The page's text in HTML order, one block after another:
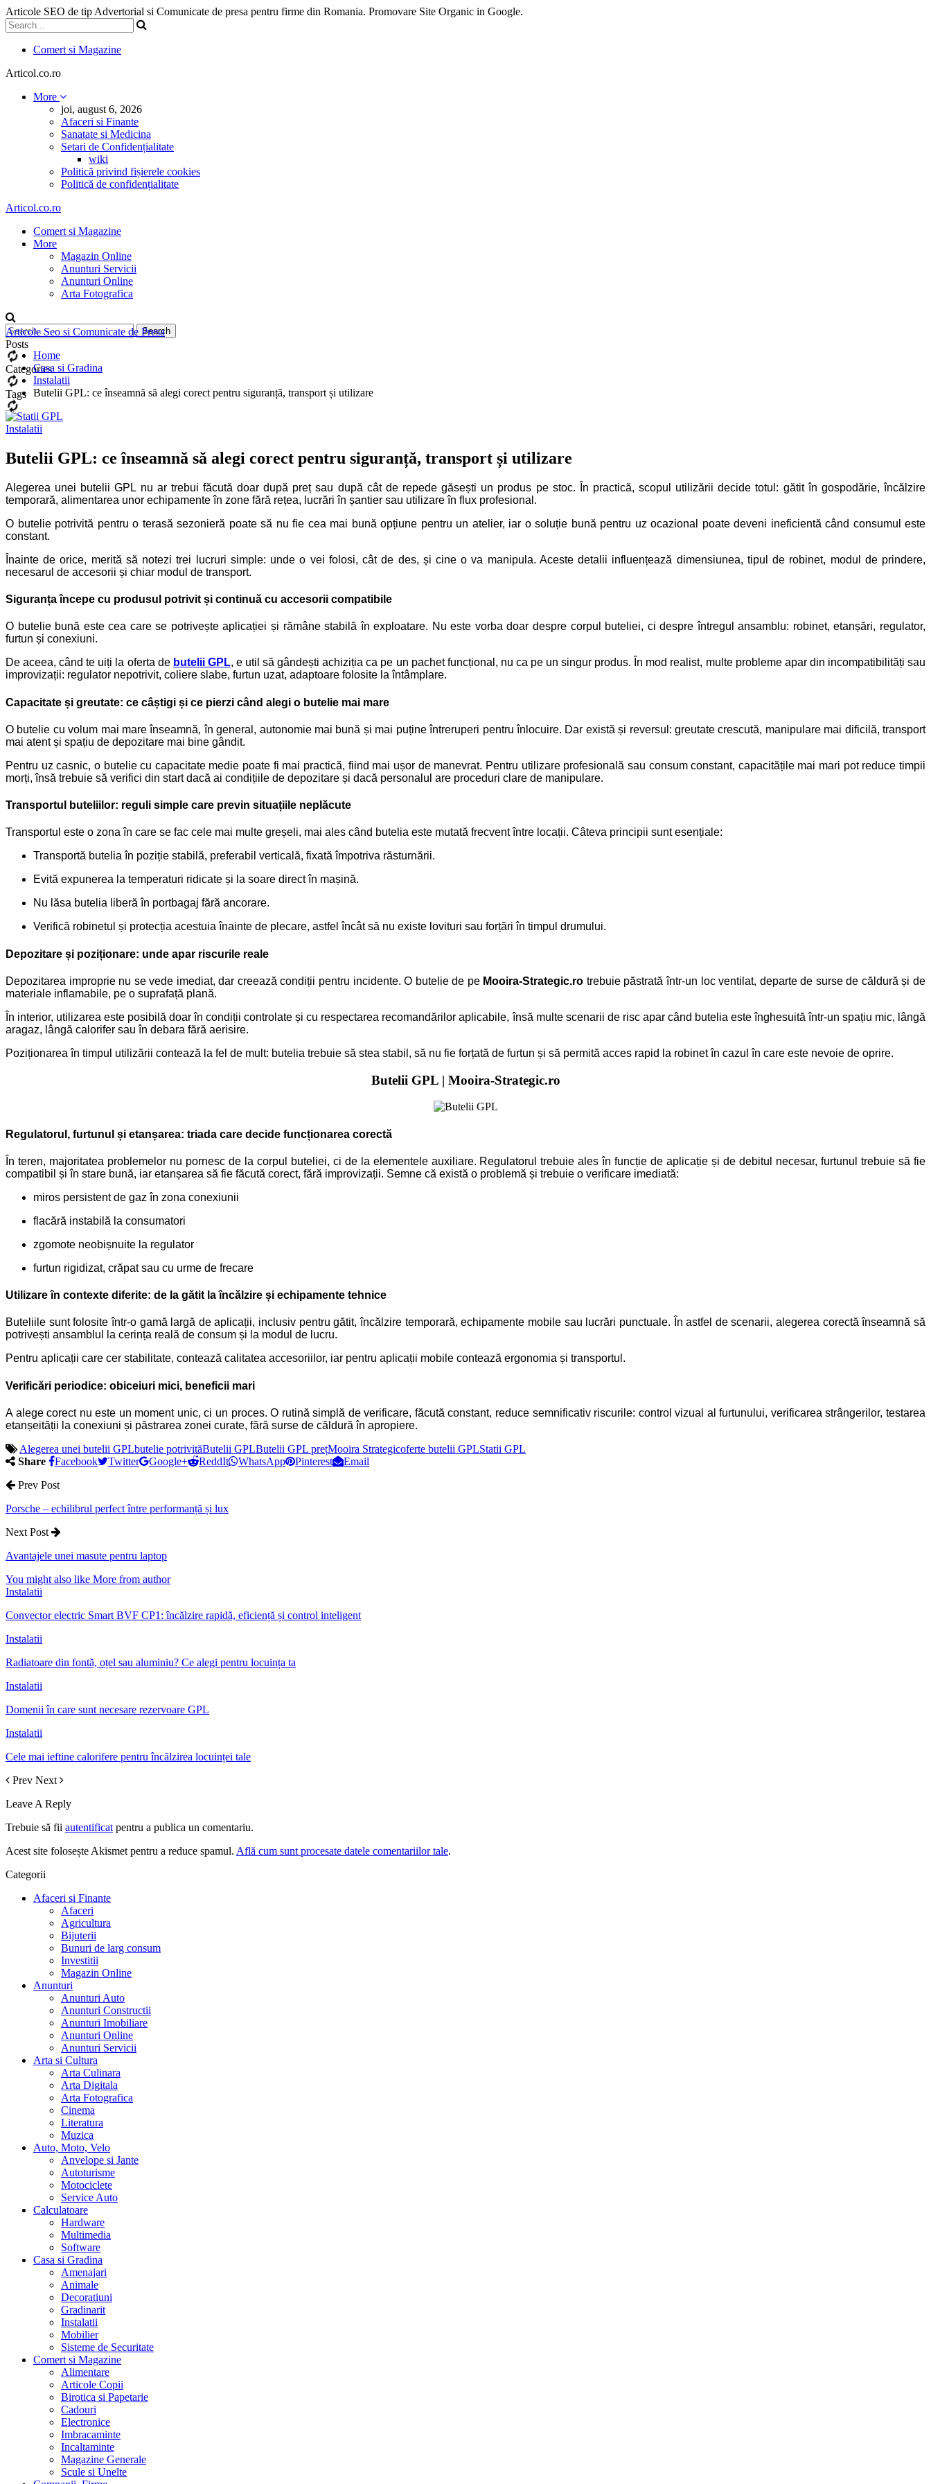
Articole SEO de tip Advertorial si Comunicate de presa pentru firme din Romania. Promovare Site Organic in Google.
Comert si Magazine
Articol.co.ro
More
joi, august 6, 2026
Afaceri si Finante
Sanatate si Medicina
Setari de Confidențialitate
wiki
Politică privind fișierele cookies
Politică de confidențialitate
Articol.co.ro
Comert si Magazine
More
Magazin Online
Anunturi Servicii
Anunturi Online
Arta Fotografica
Posts
Categories
Tags
Articole Seo si Comunicate de Presa
Home
Casa si Gradina
Instalatii
Butelii GPL: ce înseamnă să alegi corect pentru siguranță, transport și utilizare
Instalatii
Butelii GPL: ce înseamnă să alegi corect pentru siguranță, transport și utilizare
Alegerea unei butelii GPL nu ar trebui făcută doar după preț sau după cât de repede găsești un produs pe stoc. În practică, scopul utilizării decide totul: gătit în gospodărie, încălzire
temporară, alimentarea unor echipamente în zone fără rețea, lucrări în șantier sau utilizare în flux profesional.
O butelie potrivită pentru o terasă sezonieră poate să nu fie cea mai bună opțiune pentru un atelier, iar o soluție bună pentru uz ocazional poate deveni ineficientă când consumul este
constant.
Înainte de orice, merită să notezi trei lucruri simple: unde o vei folosi, cât de des, și cine o va manipula. Aceste detalii influențează dimensiunea, tipul de robinet, modul de prindere,
necesarul de accesorii și chiar modul de transport.
Siguranța începe cu produsul potrivit și continuă cu accesorii compatibile
O butelie bună este cea care se potrivește aplicației și rămâne stabilă în exploatare. Nu este vorba doar despre corpul buteliei, ci despre întregul ansamblu: robinet, etanșări, regulator,
furtun și conexiuni.
De aceea, când te uiți la oferta de butelii GPL, e util să gândești achiziția ca pe un pachet funcțional, nu ca pe un singur produs. În mod realist, multe probleme apar din incompatibilități sau
improvizații: regulator nepotrivit, coliere slabe, furtun uzat, adaptoare folosite la întâmplare.
Capacitate și greutate: ce câștigi și ce pierzi când alegi o butelie mai mare
O butelie cu volum mai mare înseamnă, în general, autonomie mai bună și mai puține întreruperi pentru înlocuire. Dar există și reversul: greutate crescută, manipulare mai dificilă, transport
mai atent și spațiu de depozitare mai bine gândit.
Pentru uz casnic, o butelie cu capacitate medie poate fi mai practică, fiind mai ușor de manevrat. Pentru utilizare profesională sau consum constant, capacitățile mai mari pot reduce timpii
morți, însă trebuie să verifici din start dacă ai condițiile de depozitare și dacă personalul are proceduri clare de manipulare.
Transportul buteliilor: reguli simple care previn situațiile neplăcute
Transportul este o zona în care se fac cele mai multe greșeli, mai ales când butelia este mutată frecvent între locații. Câteva principii sunt esențiale:
Transportă butelia în poziție stabilă, preferabil verticală, fixată împotriva răsturnării.
Evită expunerea la temperaturi ridicate și la soare direct în mașină.
Nu lăsa butelia liberă în portbagaj fără ancorare.
Verifică robinetul și protecția acestuia înainte de plecare, astfel încât să nu existe lovituri sau forțări în timpul drumului.
Depozitare și poziționare: unde apar riscurile reale
Depozitarea improprie nu se vede imediat, dar creează condiții pentru incidente. O butelie de pe Mooira-Strategic.ro trebuie păstrată într-un loc ventilat, departe de surse de căldură și de
materiale inflamabile, pe o suprafață plană.
În interior, utilizarea este posibilă doar în condiții controlate și cu respectarea recomandărilor aplicabile, însă multe scenarii de risc apar când butelia este înghesuită într-un spațiu mic, lângă
aragaz, lângă calorifer sau în debara fără aerisire.
Poziționarea în timpul utilizării contează la fel de mult: butelia trebuie să stea stabil, să nu fie forțată de furtun și să permită acces rapid la robinet în cazul în care este nevoie de oprire.
Butelii GPL | Mooira-Strategic.ro
Regulatorul, furtunul și etanșarea: triada care decide funcționarea corectă
În teren, majoritatea problemelor nu pornesc de la corpul buteliei, ci de la elementele auxiliare. Regulatorul trebuie ales în funcție de aplicație și de debitul necesar, furtunul trebuie să fie
compatibil și în stare bună, iar etanșarea să fie făcută corect, fără improvizații. Semne că există o problemă și trebuie o verificare imediată:
miros persistent de gaz în zona conexiunii
flacără instabilă la consumatori
zgomote neobișnuite la regulator
furtun rigidizat, crăpat sau cu urme de frecare
Utilizare în contexte diferite: de la gătit la încălzire și echipamente tehnice
Buteliile sunt folosite într-o gamă largă de aplicații, inclusiv pentru gătit, încălzire temporară, echipamente mobile sau lucrări punctuale. În astfel de scenarii, alegerea corectă înseamnă să
potrivești ansamblul la cerința reală de consum și la modul de lucru.
Pentru aplicații care cer stabilitate, contează calitatea accesoriilor, iar pentru aplicații mobile contează ergonomia și transportul.
Verificări periodice: obiceiuri mici, beneficii mari
A alege corect nu este un moment unic, ci un proces. O rutină simplă de verificare, făcută constant, reduce semnificativ riscurile: control vizual al furtunului, verificarea strângerilor, testarea
etanșeității la conexiuni și păstrarea zonei curate, fără surse de căldură în apropiere.
Alegerea unei butelii GPLbutelie potrivităButelii GPLButelii GPL prețMooira Strategicoferte butelii GPLStatii GPL
Share
Facebook Twitter Google+ ReddIt WhatsApp Pinterest
Email
Prev Post
Porsche – echilibrul perfect între performanță și lux
Next Post
Avantajele unei masute pentru laptop
You might also like More from author
Instalatii
Convector electric Smart BVF CP1: încălzire rapidă, eficiență și control inteligent
Instalatii
Radiatoare din fontă, oțel sau aluminiu? Ce alegi pentru locuința ta
Instalatii
Domenii în care sunt necesare rezervoare GPL
Instalatii
Cele mai ieftine calorifere pentru încălzirea locuinței tale
Prev Next
Leave A Reply
Trebuie să fii autentificat pentru a publica un comentariu.
Acest site folosește Akismet pentru a reduce spamul. Află cum sunt procesate datele comentariilor tale.
Categorii
Afaceri si Finante
Afaceri
Agricultura
Bijuterii
Bunuri de larg consum
Investitii
Magazin Online
Anunturi
Anunturi Auto
Anunturi Constructii
Anunturi Imobiliare
Anunturi Online
Anunturi Servicii
Arta si Cultura
Arta Culinara
Arta Digitala
Arta Fotografica
Cinema
Literatura
Muzica
Auto, Moto, Velo
Anvelope si Jante
Autoturisme
Motociclete
Service Auto
Calculatoare
Hardware
Multimedia
Software
Casa si Gradina
Amenajari
Animale
Decoratiuni
Gradinarit
Instalatii
Mobilier
Sisteme de Securitate
Comert si Magazine
Alimentare
Articole Copii
Birotica si Papetarie
Cadouri
Electronice
Imbracaminte
Incaltaminte
Magazine Generale
Scule si Unelte